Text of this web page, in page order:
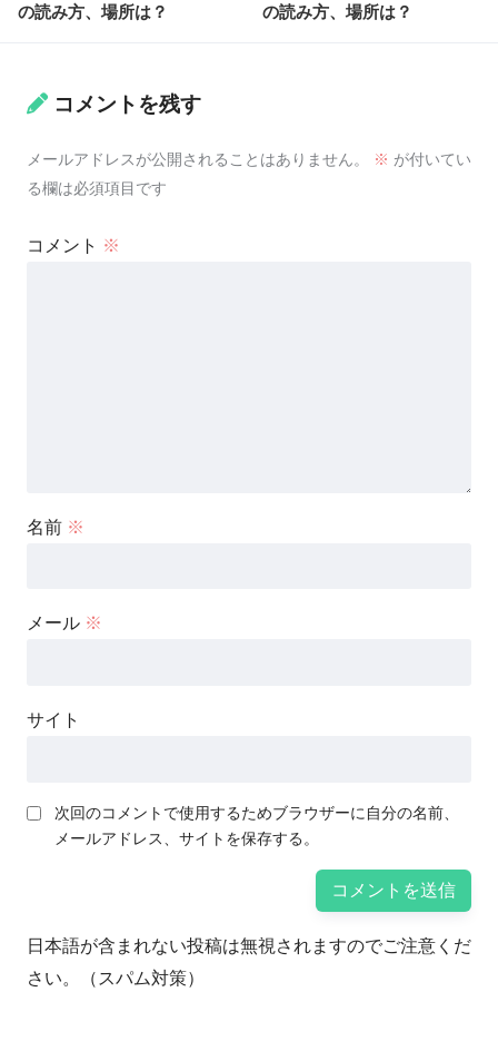
の読み方、場所は？
の読み方、場所は？
コメントを残す
メールアドレスが公開されることはありません。 ※ が付いてい
る欄は必須項目です
コメント ※
名前 ※
メール ※
サイト
次回のコメントで使用するためブラウザーに自分の名前、
メールアドレス、サイトを保存する。
日本語が含まれない投稿は無視されますのでご注意くだ
さい。（スパム対策）